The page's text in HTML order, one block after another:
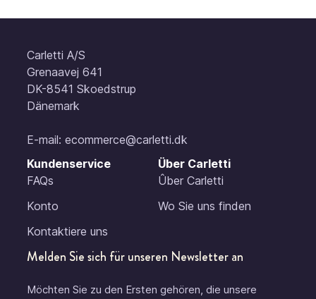
Carletti A/S
Grenaavej 641
DK-8541 Skoedstrup
Dänemark
E-mail: ecommerce@carletti.dk
Kundenservice
FAQs
Konto
Kontaktiere uns
Über Carletti
Ûber Carletti
Wo Sie uns finden
Melden Sie sich für unseren Newsletter an
Möchten Sie zu den Ersten gehören, die unsere